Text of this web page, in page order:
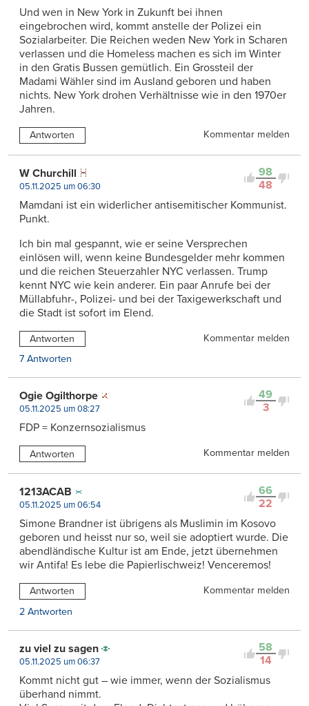
Und wen in New York in Zukunft bei ihnen
eingebrochen wird, kommt anstelle der Polizei ein
Sozialarbeiter. Die Reichen weden New York in Scharen
verlassen und die Homeless machen es sich im Winter
in den Gratis Bussen gemütlich. Ein Grossteil der
Madami Wähler sind im Ausland geboren und haben
nichts. New York drohen Verhältnisse wie in den 1970er
Jahren.
Antworten Kommentar melden
98
48
W Churchill
05.11.2025 um 06:30
Mamdani ist ein widerlicher antisemitischer Kommunist.
Punkt.
Ich bin mal gespannt, wie er seine Versprechen
einlösen will, wenn keine Bundesgelder mehr kommen
und die reichen Steuerzahler NYC verlassen. Trump
kennt NYC wie kein anderer. Ein paar Anrufe bei der
Müllabfuhr-, Polizei- und bei der Taxigewerkschaft und
die Stadt ist sofort im Elend.
Antworten
Kommentar melden
7 Antworten
49
3
Ogie Ogilthorpe
05.11.2025 um 08:27
FDP = Konzernsozialismus
Antworten Kommentar melden
66
22
1213ACAB
05.11.2025 um 06:54
Simone Brandner ist übrigens als Muslimin im Kosovo
geboren und heisst nur so, weil sie adoptiert wurde. Die
abendländische Kultur ist am Ende, jetzt übernehmen
wir Antifa! Es lebe die Papierlischweiz! Venceremos!
Antworten
Kommentar melden
2 Antworten
58
14
zu viel zu sagen
05.11.2025 um 06:37
Kommt nicht gut – wie immer, wenn der Sozialismus
überhand nimmt.